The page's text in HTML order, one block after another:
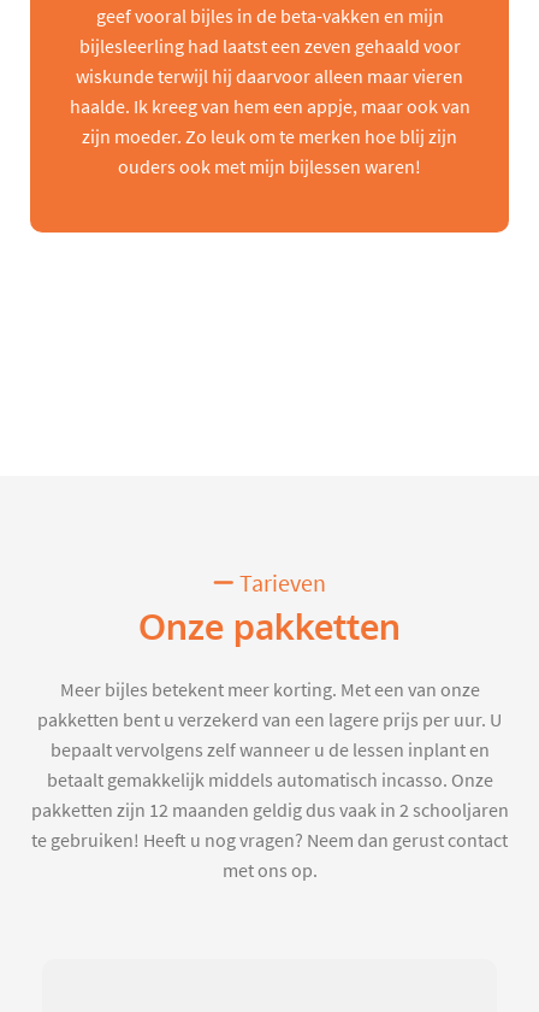
geef vooral bijles in de beta-vakken en mijn
bijlesleerling had laatst een zeven gehaald voor
wiskunde terwijl hij daarvoor alleen maar vieren
haalde. Ik kreeg van hem een appje, maar ook van
zijn moeder. Zo leuk om te merken hoe blij zijn
ouders ook met mijn bijlessen waren!
Tarieven
Onze pakketten
Meer bijles betekent meer korting. Met een van onze
pakketten bent u verzekerd van een lagere prijs per uur. U
bepaalt vervolgens zelf wanneer u de lessen inplant en
betaalt gemakkelijk middels automatisch incasso. Onze
pakketten zijn 12 maanden geldig dus vaak in 2 schooljaren
te gebruiken! Heeft u nog vragen? Neem dan gerust contact
met ons op.